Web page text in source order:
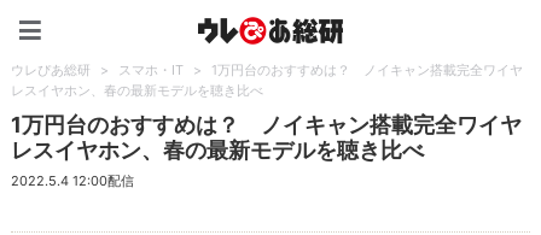
ウレぴあ総研 > スマホ・IT >
1万円台のおすすめは？ ノイキャン搭載完全ワイヤ
レスイヤホン、春の最新モデルを聴き比べ
1万円台のおすすめは？ ノイキャン搭載完全ワイヤ
レスイヤホン、春の最新モデルを聴き比べ
2022.5.4 12:00配信